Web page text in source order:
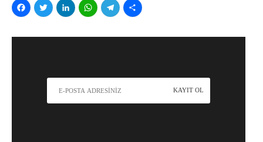
Facebook
Twitter
LinkedIn
WhatsApp
Telegram